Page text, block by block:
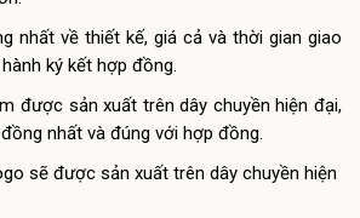
nhất về thiết kế, giá cả và thời gian giao
ký kết hợp đồng.
được sản xuất trên dây chuyền hiện đại,
nhất và đúng với hợp đồng.